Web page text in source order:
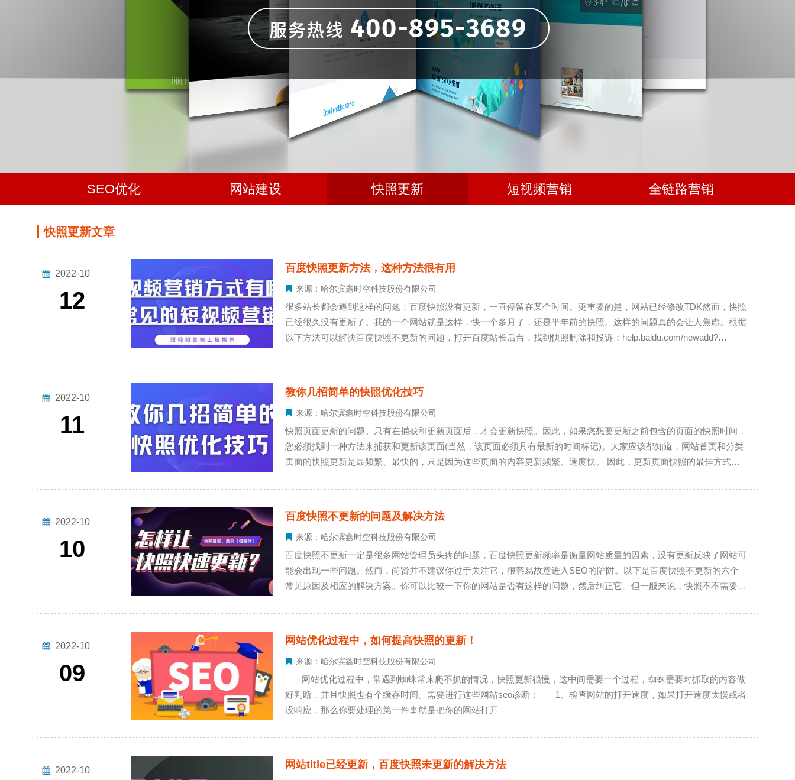
SEO优化 网站建设 快照更新 短视频营销 全链路营销
快照更新文章
2022-10
12
百度快照更新方法，这种方法很有用
来源：哈尔滨鑫时空科技股份有限公司
很多站长都会遇到这样的问题：百度快照没有更新，一直停留在某个时间。更重要的是，网站已经修改TDK然而，快照
已经很久没有更新了。我的一个网站就是这样，快一个多月了，还是半年前的快照。这样的问题真的会让人焦虑。根据
以下方法可以解决百度快照不更新的问题，打开百度站长后台，找到快照删除和投诉：help.baidu.com/newadd?
填写相关选项提交。
2022-10
11
教你几招简单的快照优化技巧
来源：哈尔滨鑫时空科技股份有限公司
快照页面更新的问题。只有在捕获和更新页面后，才会更新快照。因此，如果您想要更新之前包含的页面的快照时间，
您必须找到一种方法来捕获和更新该页面(当然，该页面必须具有最新的时间标记)。大家应该都知道，网站首页和分类
页面的快照更新是最频繁、最快的，只是因为这些页面的内容更新频繁、速度快。 因此，更新页面快照的最佳方式是
息更加丰富、及时。
2022-10
10
百度快照不更新的问题及解决方法
来源：哈尔滨鑫时空科技股份有限公司
百度快照不更新一定是很多网站管理员头疼的问题，百度快照更新频率是衡量网站质量的因素，没有更新反映了网站可
能会出现一些问题。然而，尚贤并不建议你过于关注它，很容易故意进入SEO的陷阱。以下是百度快照不更新的六个
常见原因及相应的解决方案。你可以比较一下你的网站是否有这样的问题，然后纠正它。但一般来说，快照不不需要忽
是否减少或技术问题。
2022-10
09
网站优化过程中，如何提高快照的更新！
来源：哈尔滨鑫时空科技股份有限公司
网站优化过程中，常遇到蜘蛛常来爬不抓的情况，快照更新很慢，这中间需要一个过程，蜘蛛需要对抓取的内容做
好判断，并且快照也有个缓存时间。需要进行这些网站seo诊断： 1、检查网站的打开速度，如果打开速度太慢或者
没响应，那么你要处理的第一件事就是把你的网站打开
2022-10 网站title已经更新，百度快照未更新的解决方法